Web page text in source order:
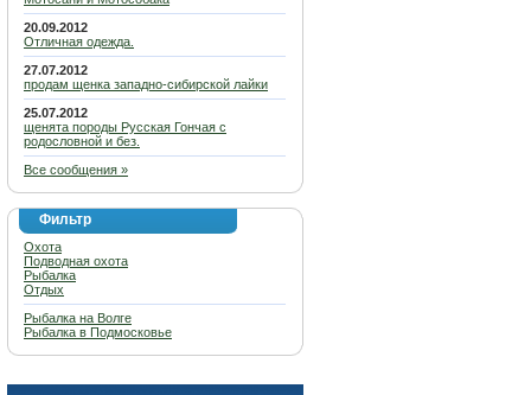
20.09.2012
Отличная одежда.
27.07.2012
продам щенка западно-сибирской лайки
25.07.2012
щенята породы Русская Гончая с
родословной и без.
Все сообщения »
Фильтр
Охота
Подводная охота
Рыбалка
Отдых
Рыбалка на Волге
Рыбалка в Подмосковье